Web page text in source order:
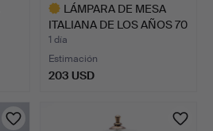
LÁMPARA DE MESA
ITALIANA DE LOS AÑOS 70
DE…
1 día
Estimación
203 USD